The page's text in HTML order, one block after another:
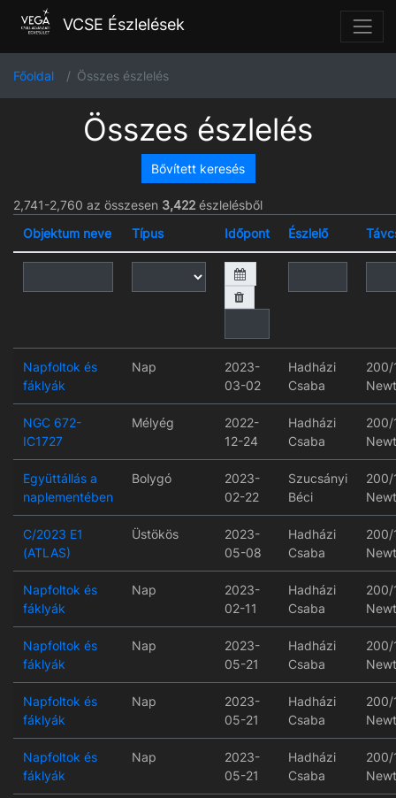
VCSE Észlelések
Főoldal Összes észlelés
Összes észlelés
Bővített keresés
2,741-2,760 az összesen 3,422 észlelésből
Objektum neve
Típus Időpont Észlelő
Napfoltok és
fáklyák
Nap
2023-
03-02
Hadházi
Csaba
200/
NGC 672-
IC1727
Mélyég
2022-
12-24
Hadházi
Csaba
200/
Együttállás a
naplementében
Bolygó
2023-
02-22
Szucsányi
Béci
200/
C/2023 E1
(ATLAS)
Üstökös
2023-
05-08
Hadházi
Csaba
200/
Napfoltok és
fáklyák
Nap
2023-
02-11
Hadházi
Csaba
200/
Napfoltok és
fáklyák
Nap
2023-
05-21
Hadházi
Csaba
200/
Napfoltok és
fáklyák
Nap
2023-
05-21
Hadházi
Csaba
200/
Napfoltok és
fáklyák
Nap
2023-
05-21
Hadházi
Csaba
200/